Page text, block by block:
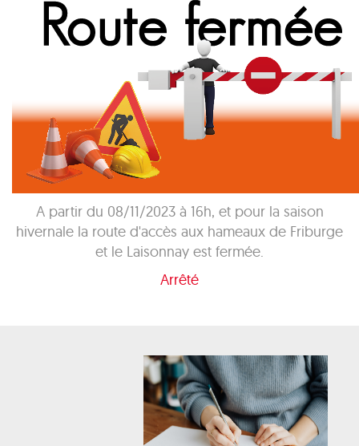
A partir du 08/11/2023 à 16h, et pour la saison
hivernale la route d'accès aux hameaux de Friburge
et le Laisonnay est fermée.
Arrêté